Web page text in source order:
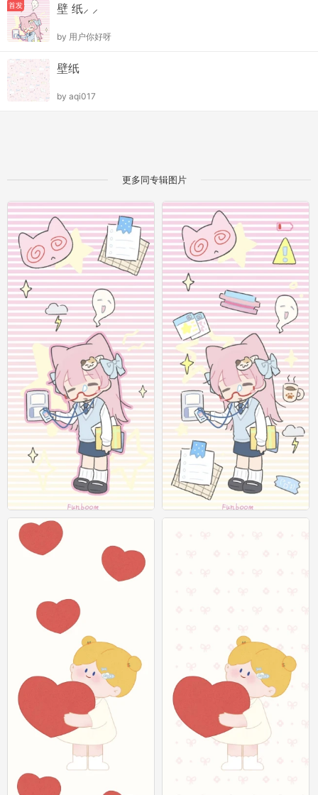
首发 壁 纸⸝ ⸝
by 用户你好呀
壁纸
by aqi017
更多同专辑图片
x壁纸